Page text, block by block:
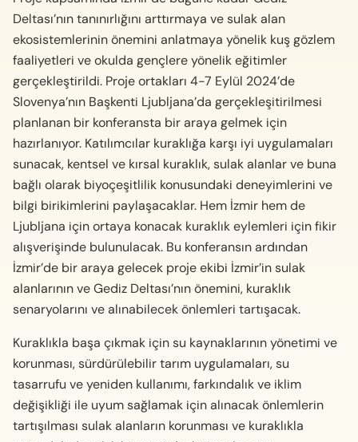
Deltası’nın tanınırlığını arttırmaya ve sulak alan
ekosistemlerinin önemini anlatmaya yönelik kuş gözlem
faaliyetleri ve okulda gençlere yönelik eğitimler
gerçekleştirildi. Proje ortakları 4-7 Eylül 2024’de
Slovenya’nın Başkenti Ljubljana’da gerçekleşitirilmesi
planlanan bir konferansta bir araya gelmek için
hazırlanıyor. Katılımcılar kuraklığa karşı iyi uygulamaları
sunacak, kentsel ve kırsal kuraklık, sulak alanlar ve buna
bağlı olarak biyoçeşitlilik konusundaki deneyimlerini ve
bilgi birikimlerini paylaşacaklar. Hem İzmir hem de
Ljubljana için ortaya konacak kuraklık eylemleri için fikir
alışverişinde bulunulacak. Bu konferansın ardından
İzmir’de bir araya gelecek proje ekibi İzmir’in sulak
alanlarının ve Gediz Deltası’nın önemini, kuraklık
senaryolarını ve alınabilecek önlemleri tartışacak.
Kuraklıkla başa çıkmak için su kaynaklarının yönetimi ve
korunması, sürdürülebilir tarım uygulamaları, su
tasarrufu ve yeniden kullanımı, farkındalık ve iklim
değişikliği ile uyum sağlamak için alınacak önlemlerin
tartışılması sulak alanların korunması ve kuraklıkla